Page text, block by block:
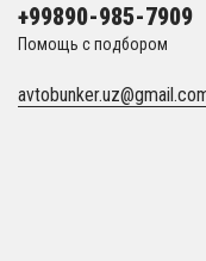
+99890-985-7909
Помощь с подбором